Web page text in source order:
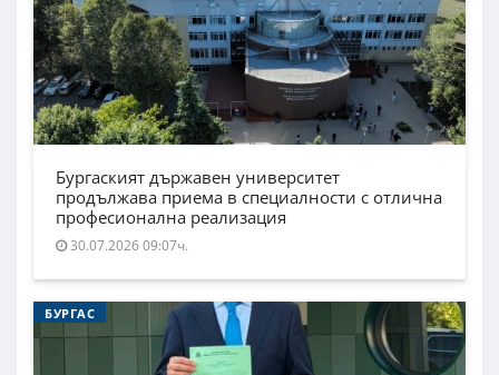
Бургаският държавен университет
продължава приема в специалности с отлична
професионална реализация
30.07.2026 09:07ч.
БУРГАС